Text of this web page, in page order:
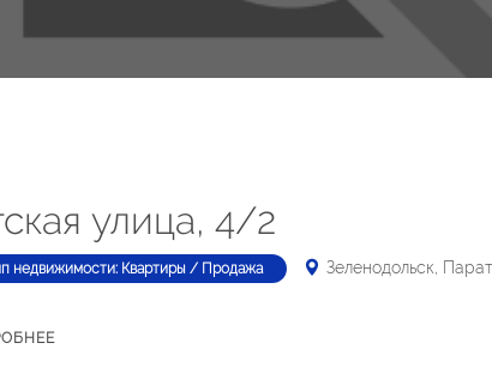
улица, 4/2
недвижимости: Квартиры / Продажа Зеленодольск,